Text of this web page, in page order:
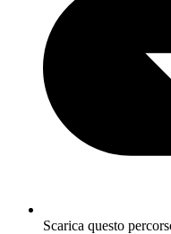
Scarica questo